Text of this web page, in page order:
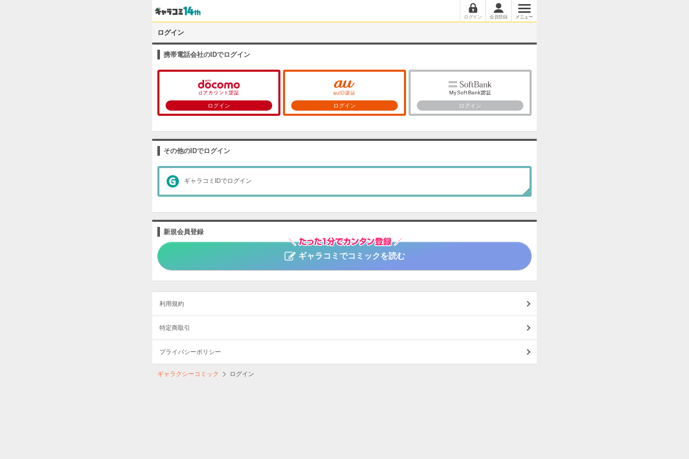
ログイン 会員登録 メニュー
ログイン
携帯電話会社のIDでログイン
ログイン ログイン ログイン
その他のIDでログイン
ギャラコミIDでログイン
新規会員登録
ギャラコミでコミックを読む
利用規約
特定商取引
プライバシーポリシー
ギャラクシーコミック ログイン